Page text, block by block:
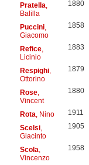
Pratella
Balilla
1880
Puccini,
Giacomo
1858
Refice,
Licinio
1883
Respighi,
Ottorino
1879
Rose,
Vincent
1880
Rota , Nino 1911
Scelsi,
Giacinto
1905
Scola
Vincenzo
1958